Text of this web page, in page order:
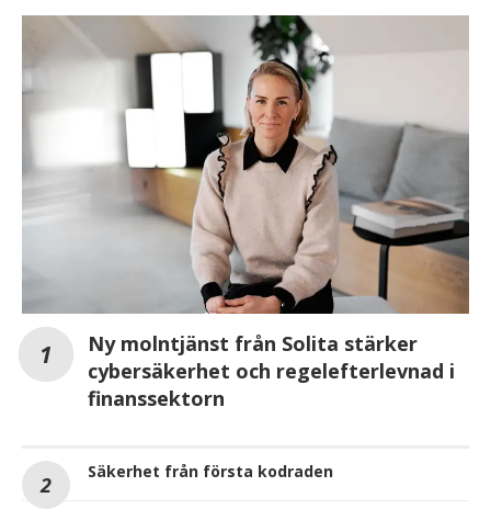
Ny molntjänst från Solita stärker
cybersäkerhet och regelefterlevnad i
finanssektorn
Säkerhet från första kodraden